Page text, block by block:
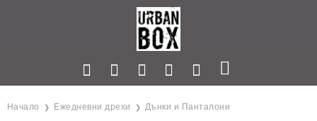
Начало Ежедневни дрехи Дънки и Панталони